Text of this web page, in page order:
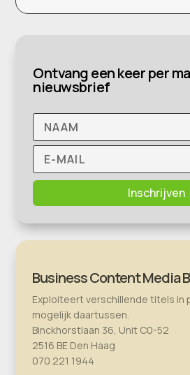
Ontvang een keer per
nieuwsbrief
Inschrijven
Business Content Media
Exploiteert verschillende titels in
mogelijk daartussen.
Binckhorstlaan 36, Unit C0-52
2516 BE Den Haag
070 221 1944